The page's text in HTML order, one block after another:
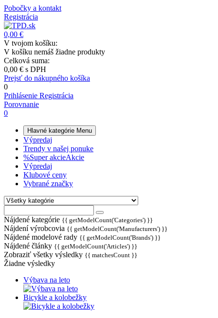
Pobočky a kontakt
Registrácia
0,00 €
V tvojom košíku:
V košíku nemáš žiadne produkty
Celková suma:
0,00 € s DPH
Prejsť do nákupného košíka
0
Prihlásenie Registrácia
Porovnanie
0
Hlavné kategórie Menu
Výpredaj
Trendy v našej ponuke
%Super akcieAkcie
Výpredaj
Klubové ceny
Vybrané značky
Nájdené kategórie {{ getModelCount('Categories') }}
Nájdení výrobcovia {{ getModelCount('Manufacturers') }}
Nájdené modelové rady {{ getModelCount('Brands') }}
Nájdené články {{ getModelCount('Articles') }}
Zobraziť všetky výsledky {{ matchesCount }}
Žiadne výsledky
Výbava na leto
Bicykle a kolobežky